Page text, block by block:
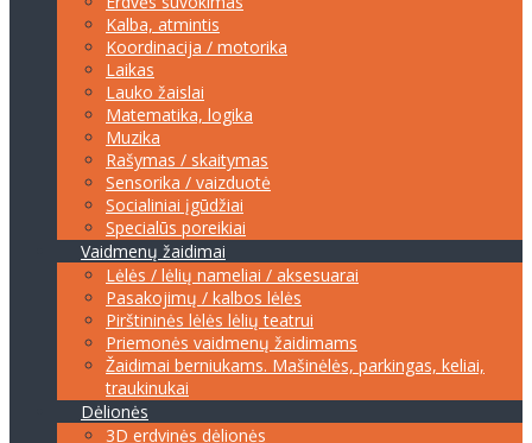
Kalba, atmintis
Koordinacija / motorika
Laikas
Lauko žaislai
Matematika, logika
Muzika
Rašymas / skaitymas
Sensorika / vaizduotė
Socialiniai įgūdžiai
Specialūs poreikiai
Vaidmenų žaidimai
Lėlės / lėlių nameliai / aksesuarai
Pasakojimų / kalbos lėlės
Pirštininės lėlės lėlių teatrui
Priemonės vaidmenų žaidimams
Žaidimai berniukams. Mašinėlės, parkingas, keliai,
traukinukai
Dėlionės
3D erdvinės dėlionės